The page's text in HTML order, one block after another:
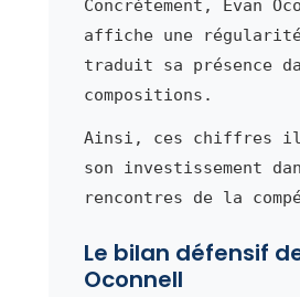
Concrètement, Evan
affiche une
traduit sa présence
compositions.
Ainsi, ces chiffres
son investissement
rencontres de la
Le bilan défensif
Oconnell